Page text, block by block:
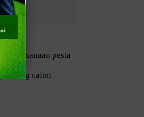
pelaksanaan pesta
masing calon